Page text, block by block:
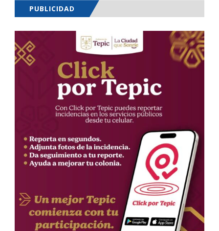
PUBLICIDAD